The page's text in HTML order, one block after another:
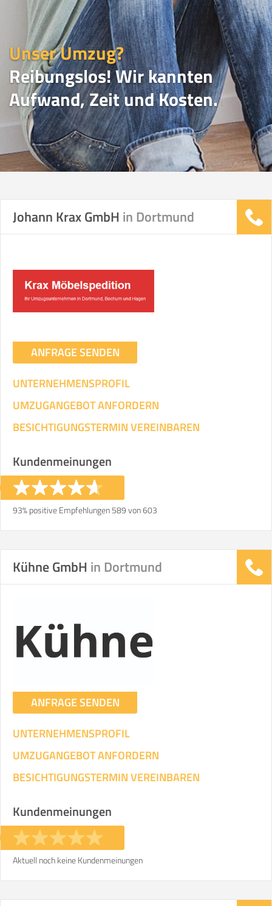
Unser Umzug?
Reibungslos! Wir kannten
Aufwand, Zeit und Kosten.
UMZUGSVERGLEICH
Umzugsdaten für Tragen und
Transportieren
Ihre Angaben:
am
Selbst umziehen
ICH WILL SELBST UMZIEHEN
Mit Umzugsunternehmen
Stunden
KOSTENSCHÄTZUNG:
ICH MÖCHTE ANGEBOTE ANFORDERN
Johann Krax GmbH in Dortmund
ANFRAGE SENDEN
UNTERNEHMENSPROFIL
UMZUGANGEBOT ANFORDERN
BESICHTIGUNGSTERMIN VEREINBAREN
Kundenmeinungen
93% positive Empfehlungen 589 von 603
Kühne GmbH in Dortmund
ANFRAGE SENDEN
UNTERNEHMENSPROFIL
UMZUGANGEBOT ANFORDERN
BESICHTIGUNGSTERMIN VEREINBAREN
Kundenmeinungen
Aktuell noch keine Kundenmeinungen